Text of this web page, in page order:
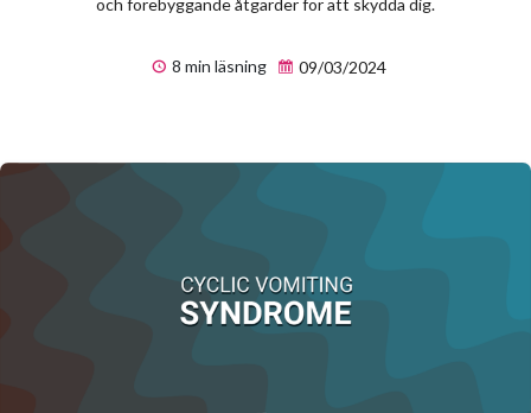
8 min läsning 09/03/2024